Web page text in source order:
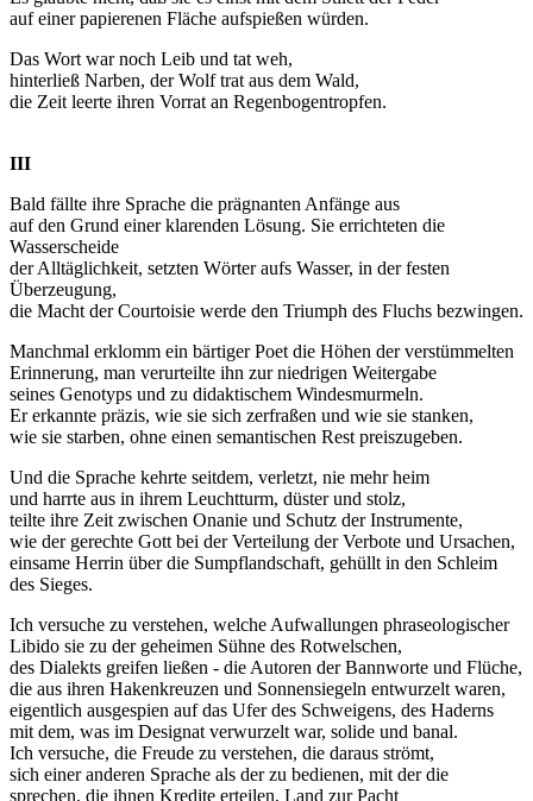
auf einer papierenen Fläche aufspießen würden.
Das Wort war noch Leib und tat weh,
hinterließ Narben, der Wolf trat aus dem Wald,
die Zeit leerte ihren Vorrat an Regenbogentropfen.
III
Bald fällte ihre Sprache die prägnanten Anfänge aus
auf den Grund einer klarenden Lösung. Sie errichteten die
Wasserscheide
der Alltäglichkeit, setzten Wörter aufs Wasser, in der festen
Überzeugung,
die Macht der Courtoisie werde den Triumph des Fluchs bezwingen.
Manchmal erklomm ein bärtiger Poet die Höhen der verstümmelten
Erinnerung, man verurteilte ihn zur niedrigen Weitergabe
seines Genotyps und zu didaktischem Windesmurmeln.
Er erkannte präzis, wie sie sich zerfraßen und wie sie stanken,
wie sie starben, ohne einen semantischen Rest preiszugeben.
Und die Sprache kehrte seitdem, verletzt, nie mehr heim
und harrte aus in ihrem Leuchtturm, düster und stolz,
teilte ihre Zeit zwischen Onanie und Schutz der Instrumente,
wie der gerechte Gott bei der Verteilung der Verbote und Ursachen,
einsame Herrin über die Sumpflandschaft, gehüllt in den Schleim
des Sieges.
Ich versuche zu verstehen, welche Aufwallungen phraseologischer
Libido sie zu der geheimen Sühne des Rotwelschen,
des Dialekts greifen ließen - die Autoren der Bannworte und Flüche,
die aus ihren Hakenkreuzen und Sonnensiegeln entwurzelt waren,
eigentlich ausgespien auf das Ufer des Schweigens, des Haderns
mit dem, was im Designat verwurzelt war, solide und banal.
Ich versuche, die Freude zu verstehen, die daraus strömt,
sich einer anderen Sprache als der zu bedienen, mit der die
sprechen, die ihnen Kredite erteilen, Land zur Pacht